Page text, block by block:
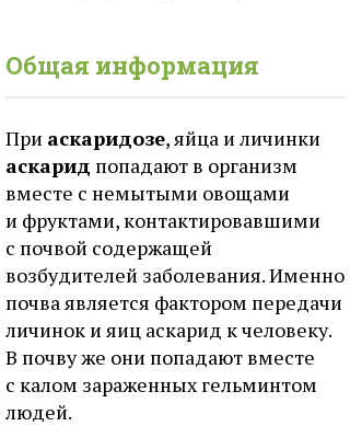
Общая информация
При аскаридозе, яйца и личинки
аскарид попадают в организм
вместе с немытыми овощами
и фруктами, контактировавшими
с почвой содержащей
возбудителей заболевания. Именно
почва является фактором передачи
личинок и яиц аскарид к человеку.
В почву же они попадают вместе
с калом зараженных гельминтом
людей.